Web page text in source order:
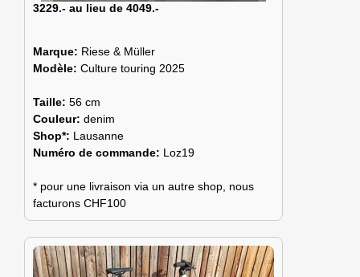
3229.- au lieu de 4049.-
Marque: Riese & Müller
Modèle: Culture touring 2025
Taille: 56 cm
Couleur: denim
Shop*: Lausanne
Numéro de commande: Loz19
* pour une livraison via un autre shop, nous
facturons CHF100